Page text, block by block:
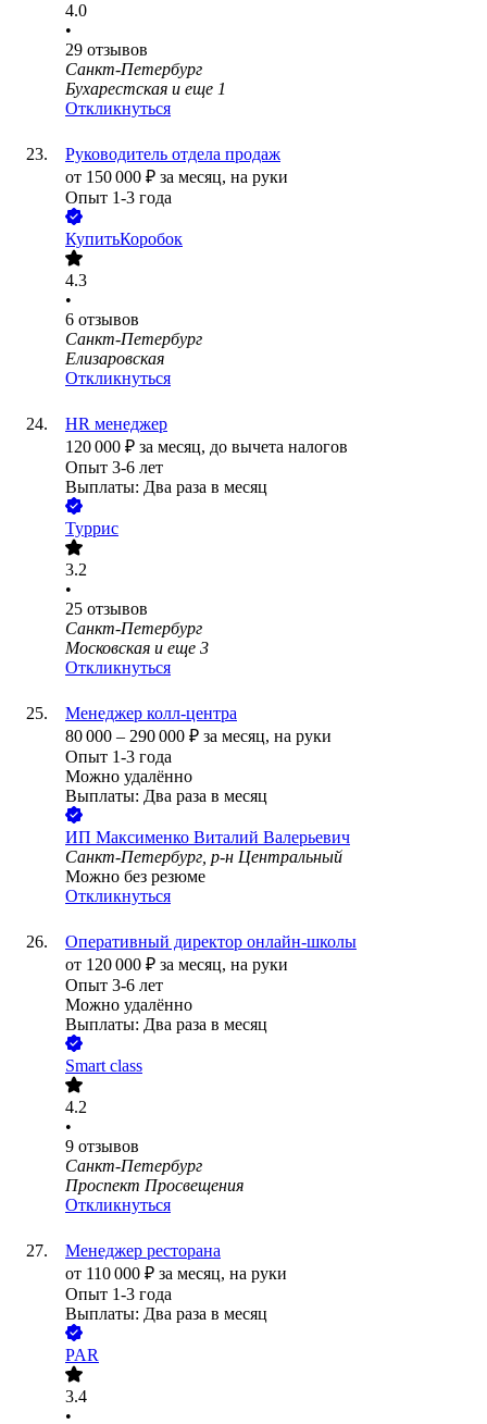
4.0
•
29 отзывов
Санкт-Петербург
Бухарестская и еще 1
Откликнуться
Руководитель отдела продаж
от 150 000 ₽ за месяц, на руки
Опыт 1-3 года
КупитьКоробок
4.3
•
6 отзывов
Санкт-Петербург
Елизаровская
Откликнуться
HR менеджер
120 000 ₽ за месяц, до вычета налогов
Опыт 3-6 лет
Выплаты: Два раза в месяц
Туррис
3.2
•
25 отзывов
Санкт-Петербург
Московская и еще 3
Откликнуться
Менеджер колл-центра
80 000 – 290 000 ₽ за месяц, на руки
Опыт 1-3 года
Можно удалённо
Выплаты: Два раза в месяц
ИП Максименко Виталий Валерьевич
Санкт-Петербург, р-н Центральный
Можно без резюме
Откликнуться
Оперативный директор онлайн-школы
от 120 000 ₽ за месяц, на руки
Опыт 3-6 лет
Можно удалённо
Выплаты: Два раза в месяц
Smart class
4.2
•
9 отзывов
Санкт-Петербург
Проспект Просвещения
Откликнуться
Менеджер ресторана
от 110 000 ₽ за месяц, на руки
Опыт 1-3 года
Выплаты: Два раза в месяц
PAR
3.4
•